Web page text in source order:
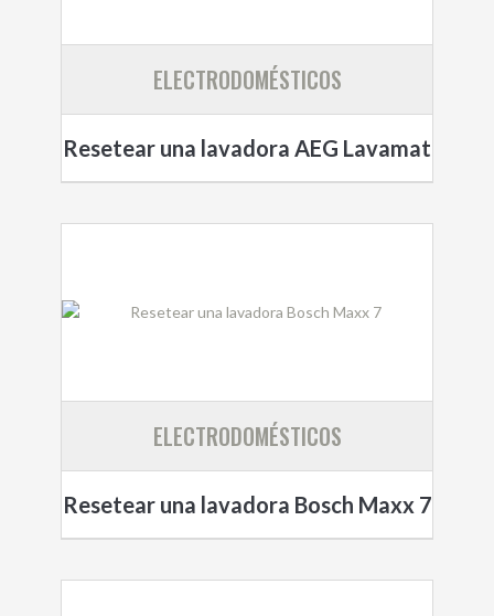
ELECTRODOMÉSTICOS
Resetear una lavadora AEG Lavamat
ELECTRODOMÉSTICOS
Resetear una lavadora Bosch Maxx 7